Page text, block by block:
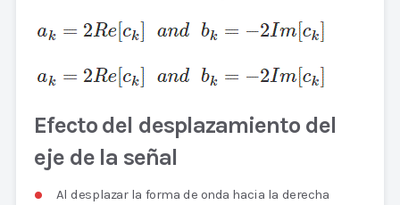
Efecto del desplazamiento del
eje de la señal
Al desplazar la forma de onda hacia la derecha